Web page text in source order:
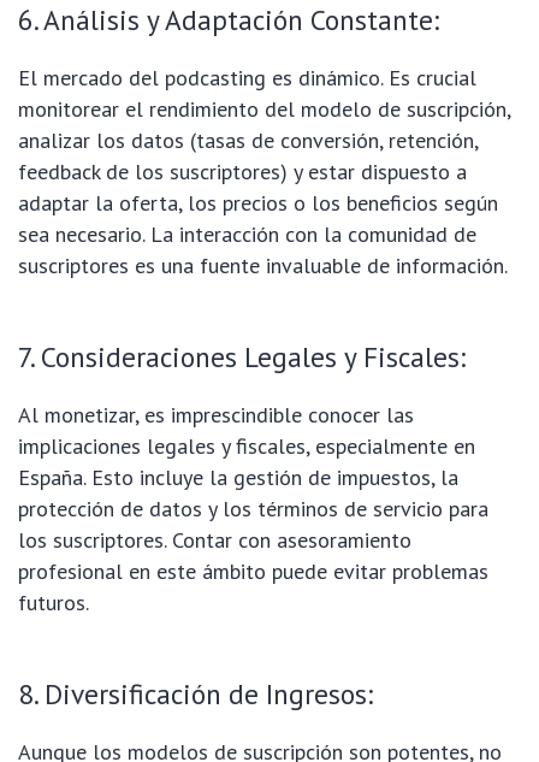
6. Análisis y Adaptación Constante:
El mercado del podcasting es dinámico. Es crucial
monitorear el rendimiento del modelo de suscripción,
analizar los datos (tasas de conversión, retención,
feedback de los suscriptores) y estar dispuesto a
adaptar la oferta, los precios o los beneficios según
sea necesario. La interacción con la comunidad de
suscriptores es una fuente invaluable de información.
7. Consideraciones Legales y Fiscales:
Al monetizar, es imprescindible conocer las
implicaciones legales y fiscales, especialmente en
España. Esto incluye la gestión de impuestos, la
protección de datos y los términos de servicio para
los suscriptores. Contar con asesoramiento
profesional en este ámbito puede evitar problemas
futuros.
8. Diversificación de Ingresos:
Aunque los modelos de suscripción son potentes, no